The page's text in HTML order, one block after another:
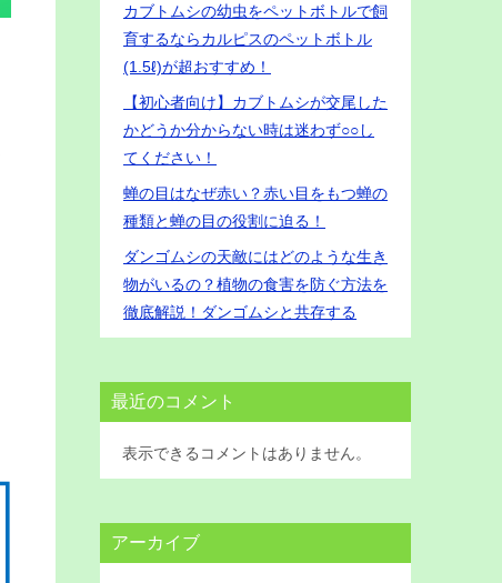
カブトムシの幼虫をペットボトルで飼
育するならカルピスのペットボトル
(1.5ℓ)が超おすすめ！
【初心者向け】カブトムシが交尾した
かどうか分からない時は迷わず○○し
てください！
蝉の目はなぜ赤い？赤い目をもつ蝉の
種類と蝉の目の役割に迫る！
ダンゴムシの天敵にはどのような生き
物がいるの？植物の食害を防ぐ方法を
徹底解説！ダンゴムシと共存する
最近のコメント
表示できるコメントはありません。
アーカイブ